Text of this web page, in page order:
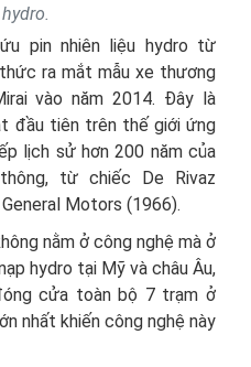
pin nhiên liệu hydro từ
ra mắt mẫu xe thương
vào năm 2014. Đây là
đầu tiên trên thế giới ứng
lịch sử hơn 200 năm của
từ chiếc De Rivaz
Motors (1966).
nằm ở công nghệ mà ở
hydro tại Mỹ và châu Âu,
cửa toàn bộ 7 trạm ở
nhất khiến công nghệ này